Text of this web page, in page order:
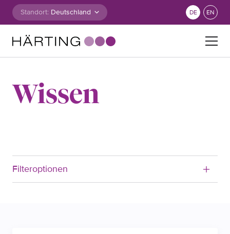
Zum Inhalt springen
Standort: DE EN
Wissen
Filteroptionen